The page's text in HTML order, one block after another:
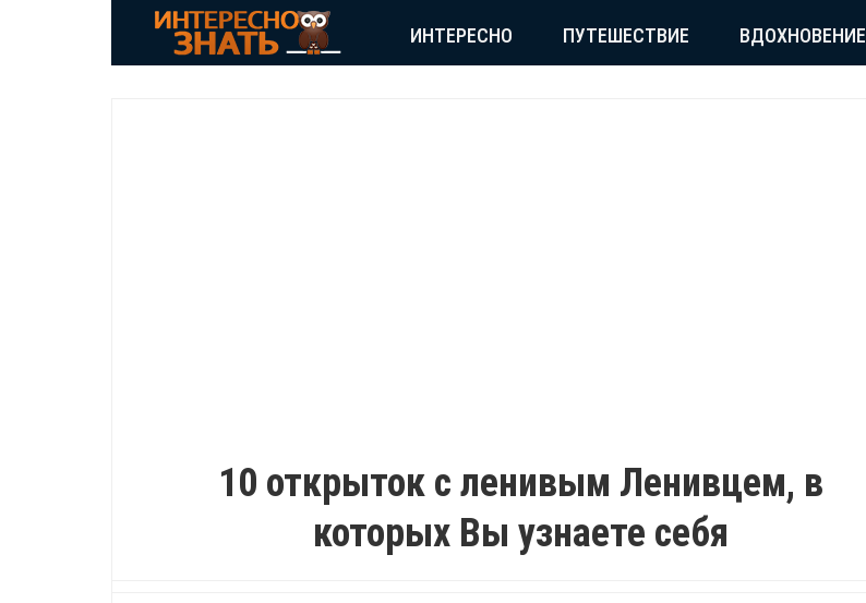
ИНТЕРЕСНО ПУТЕШЕСТВИЕ ВДОХНОВЕНИЕ
10 открыток с ленивым Ленивцем, в
которых Вы узнаете себя